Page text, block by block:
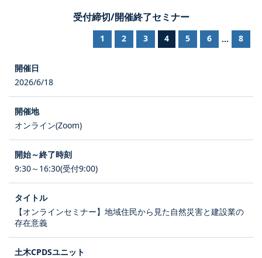
受付締切/開催終了セミナー
1 2 3 4 5 6 ... 8
2026/6/18
オンライン(Zoom)
9:30～16:30(受付9:00)
【オンラインセミナー】地域住民から見た自然災害と建設業の
存在意義